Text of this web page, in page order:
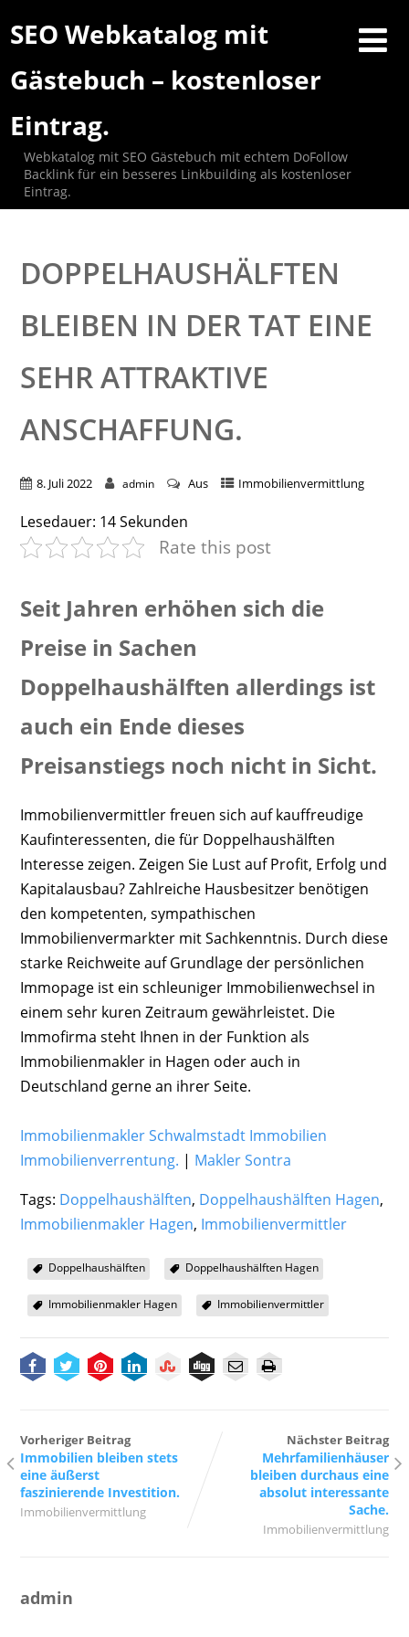
SEO Webkatalog mit
Gästebuch – kostenloser
Eintrag.
Webkatalog mit SEO Gästebuch mit echtem DoFollow
Backlink für ein besseres Linkbuilding als kostenloser
Eintrag.
DOPPELHAUSHÄLFTEN
BLEIBEN IN DER TAT EINE
SEHR ATTRAKTIVE
ANSCHAFFUNG.
8. Juli 2022 admin Aus Immobilienvermittlung
Lesedauer: 14Sekunden
Rate this post
Seit Jahren erhöhen sich die
Preise in Sachen
Doppelhaushälften allerdings ist
auch ein Ende dieses
Preisanstiegs noch nicht in Sicht.
Immobilienvermittler freuen sich auf kauffreudige
Kaufinteressenten, die für Doppelhaushälften
Interesse zeigen. Zeigen Sie Lust auf Profit, Erfolg und
Kapitalausbau? Zahlreiche Hausbesitzer benötigen
den kompetenten, sympathischen
Immobilienvermarkter mit Sachkenntnis. Durch diese
starke Reichweite auf Grundlage der persönlichen
Immopage ist ein schleuniger Immobilienwechsel in
einem sehr kuren Zeitraum gewährleistet. Die
Immofirma steht Ihnen in der Funktion als
Immobilienmakler in Hagen oder auch in
Deutschland gerne an ihrer Seite.
Immobilienmakler Schwalmstadt Immobilien
Immobilienverrentung. | Makler Sontra
Tags: Doppelhaushälften, Doppelhaushälften Hagen,
Immobilienmakler Hagen, Immobilienvermittler
Doppelhaushälften Doppelhaushälften Hagen
Immobilienmakler Hagen Immobilienvermittler
Vorheriger Beitrag
Immobilien bleiben stets
eine äußerst
faszinierende Investition.
Immobilienvermittlung
Nächster Beitrag
Mehrfamilienhäuser
bleiben durchaus eine
absolut interessante
Sache.
Immobilienvermittlung
admin